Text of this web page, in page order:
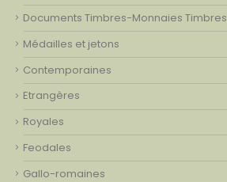
Documents Timbres-Monnaies Timbres
Médailles et jetons
Contemporaines
Etrangères
Royales
Feodales
Gallo-romaines